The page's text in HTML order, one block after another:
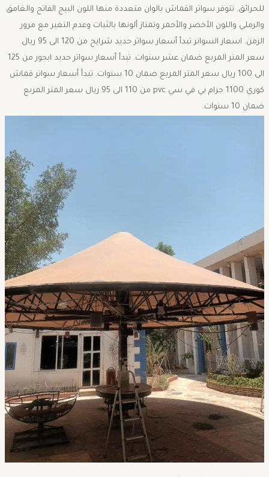
للحرائق. تتوفر سواتر القماش بالوان متعددة منها اللون البيج الفاتح والغامق
والرملي واللون الأخضر والأحمر وتمتاز ألونها بالثبات وعدم التغير مع مرور
الزمن. اسعار السواتر تبدأ أسعار سواتر حديد شرايح من 120 الى 95 ريال
سعر المتر المربع ضمان عشر سنوات. تبدأ أسعار سواتر حديد ابجور من 125
الى 100 ريال سعر المتر المربع ضمان 10 سنوات. تبدأ أسعار سواتر قماش
كوري 1100 جرام بي في سي pvc من 110 الى 95 ريال سعر المتر المربع
ضمان 10 سنوات.